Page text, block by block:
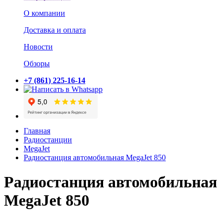
О компании
Доставка и оплата
Новости
Обзоры
+7 (861) 225-16-14
Главная
Радиостанции
MegaJet
Радиостанция автомобильная MegaJet 850
Радиостанция автомобильная
MegaJet 850